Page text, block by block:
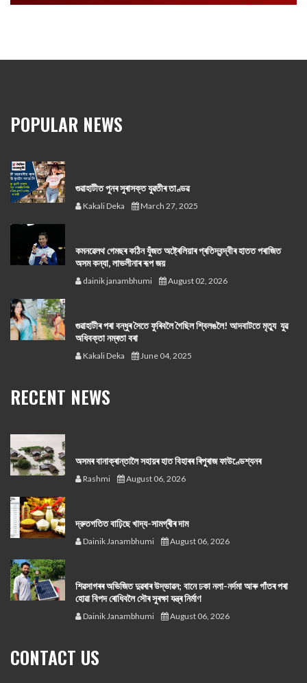
POPULAR NEWS
গুৱাহাটীত পুনৰ সুৰাসক্ত যুৱতীৰ তাণ্ডৱ
Kakali Deka March 27, 2025
কমনৱেলথ গেমছৰ কঠিন যুঁজত অষ্ট্ৰেলিয়াৰ প্ৰতিদ্বন্দ্বীৰ হাতত পৰাজিত
অসম কন্যা, লাভলীনাৰ ৰূপ জয়
dainik janambhumi August 02, 2026
গুৱাহাটীৰ পৰা বন্ধুৰ সৈতে ফুৰিবলৈ গৈছিল শ্বিলঙলৈ! আদবাটতে মৃত্যু যুৱ
অধিবক্তা নম্ৰতা বৰা
Kakali Deka June 04, 2025
RECENT NEWS
অসমৰ বানাক্ৰান্তালৈ সহায়ৰ হাত বিহাৰৰ ৰিপুৰাজ ফাউণ্ডেশ্যনৰ
Rashmi August 06, 2026
দ্রুতগতিত বাঢ়িছে খাদ্য-সামগ্ৰীৰ দাম
Dainik Janambhumi August 06, 2026
শিৱসাগৰৰ অভিজিত দুৱৰাৰ উদ্ভাৱন; বানে ঢকা নলা-নৰ্দমা আৰু গাঁতৰ পৰা
হোৱা বিপদ ৰোধিবলৈ সৌৰ সুৰক্ষা যন্ত্ৰ নিৰ্মাণ
Dainik Janambhumi August 06, 2026
CONTACT US